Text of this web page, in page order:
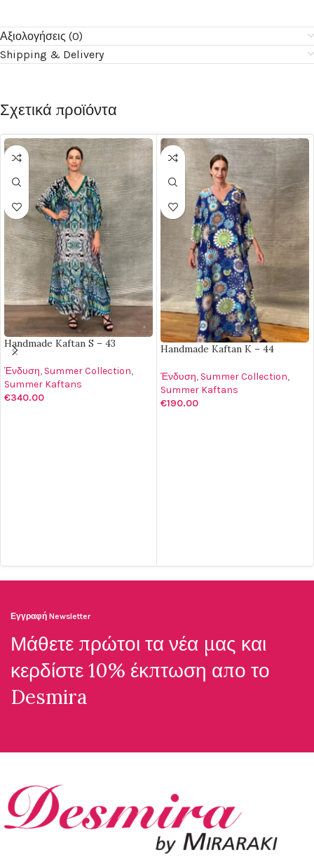
Αξιολογήσεις (0)
Shipping & Delivery
Σχετικά προϊόντα
Handmade Kaftan S – 43
Ένδυση, Summer Collection,
Summer Kaftans
€340.00
Handmade Kaftan K – 44
Ένδυση, Summer Collection,
Summer Kaftans
€190.00
Εγγραφή Newsletter
Μάθετε πρώτοι τα νέα μας και
κερδίστε 10% έκπτωση απο το
Desmira